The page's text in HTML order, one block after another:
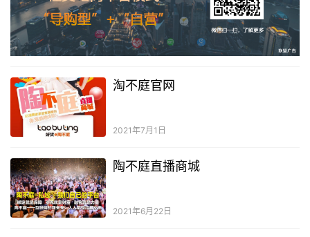
淘不庭官网
2021年7月1日
陶不庭直播商城
2021年6月22日